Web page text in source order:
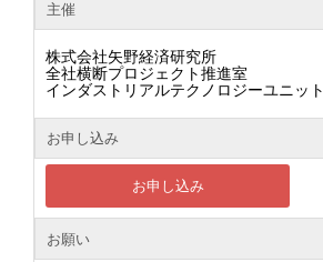
主催
株式会社矢野経済研究所
全社横断プロジェクト推進室
インダストリアルテクノロジーユニット
お申し込み
お申し込み
お願い